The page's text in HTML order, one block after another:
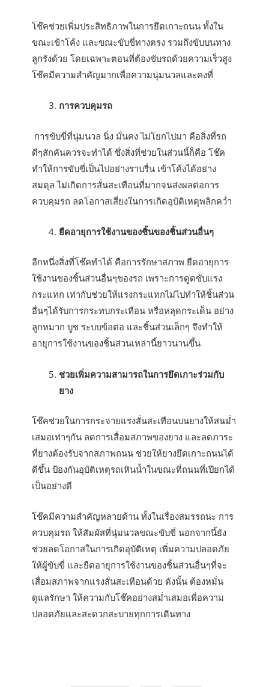
โช๊คช่วยเพิ่มประสิทธิภาพในการยึดเกาะถนน ทั้งใน
ขณะเข้าโค้ง และขณะขับขี่ทางตรง รวมถึงขับบนทาง
ลูกรังด้วย โดยเฉพาะตอนที่ต้องขับรถด้วยความเร็วสูง
โช๊คมีความสำคัญมากเพื่อความนุ่มนวลและคงที่
การควบคุมรถ
การขับขี่ที่นุ่มนวล นิ่ง มั่นคง ไม่โยกไปมา คือสิ่งที่รถ
ดีๆสักคันควรจะทำได้ ซึ่งสิ่งที่ช่วยในส่วนนี้ก็คือ โช๊ค
ทำให้การขับขี่เป็นไปอย่างราบรื่น เข้าโค้งได้อย่าง
สมดุล ไม่เกิดการสั่นสะเทือนที่มากจนส่งผลต่อการ
ควบคุมรถ ลดโอกาสเสี่ยงในการเกิดอุบัติเหตุพลิกคว่ำ
ยืดอายุการใช้งานของชิ้นของชิ้นส่วนอื่นๆ
อีกหนึ่งสิ่งที่โช๊คทำได้ คือการรักษาสภาพ ยืดอายุการ
ใช้งานของชิ้นส่วนอื่นๆของรถ เพราะการดูดซับแรง
กระแทก เท่ากับช่วยให้แรงกระแทกไม่ไปทำให้ชิ้นส่วน
อื่นๆได้รับการกระทบกระเทือน หรือหลุดกระเด็น อย่าง
ลูกหมาก บูช ระบบข้อต่อ และชิ้นส่วนเล็กๆ จึงทำให้
อายุการใช้งานของชิ้นส่วนเหล่านี้ยาวนานขึ้น
ช่วยเพิ่มความสามารถในการยึดเกาะร่วมกับ
ยาง
โช๊คช่วยในการกระจายแรงสั่นสะเทือนบนยางให้สนม่ำ
เสมอเท่าๆกัน ลดการเสื่อมสภาพของยาง และลดภาระ
ที่ยางต้องรับจากสภาพถนน ช่วยให้ยางยึดเกาะถนนได้
ดีขึ้น ป้องกันอุบัติเหตุรถเหินน้ำในขณะที่ถนนที่เปียกได้
เป็นอย่างดี
โช๊คมีความสำคัญหลายด้าน ทั้งในเรื่องสมรรถนะ การ
ควบคุมรถ ให้สัมผัสที่นุ่มนวลขณะขับขี่ นอกจากนี้ยัง
ช่วยลดโอกาสในการเกิดอุบัติเหตุ เพิ่มความปลอดภัย
ให้ผู้ขับขี่ และยืดอายุการใช้งานของชิ้นส่วนอื่นๆที่จะ
เสื่อมสภาพจากแรงสั่นสะเทือนด้วย ดังนั้น ต้องหมั่น
ดูแลรักษา ให้ความกับโช๊คอย่างสม่ำเสมอเพื่อความ
ปลอดภัยและสะดวกสะบายทุกการเดินทาง